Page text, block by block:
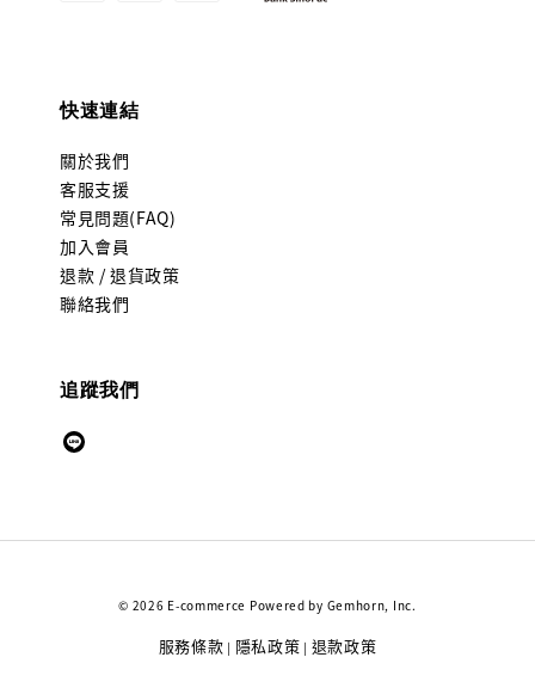
快速連結
關於我們
客服支援
常見問題(FAQ)
加入會員
退款 / 退貨政策
聯絡我們
追蹤我們
© 2026 E-commerce Powered by Gemhorn, Inc.
服務條款 | 隱私政策 | 退款政策